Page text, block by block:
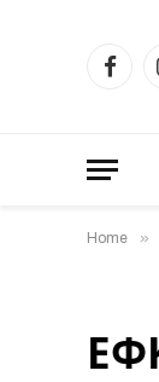
Home »